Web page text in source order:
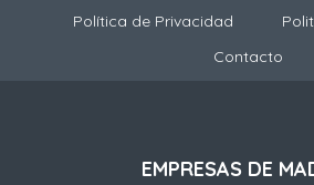
Política de Privacidad
Contacto
EMPRESAS DE